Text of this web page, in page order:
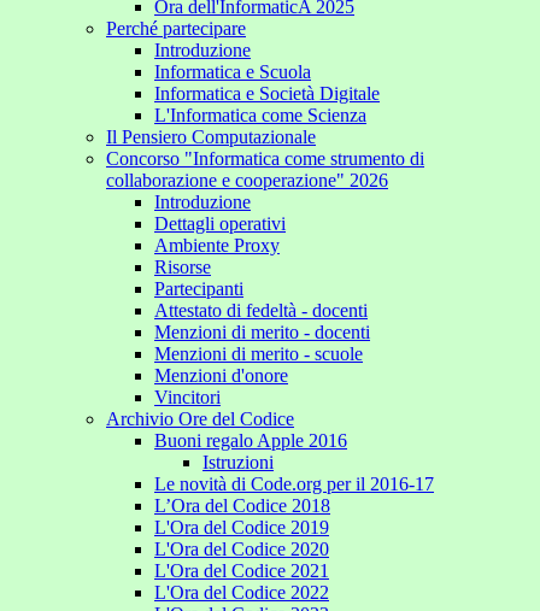
Ora dell'InformaticA 2025
Perché partecipare
Introduzione
Informatica e Scuola
Informatica e Società Digitale
L'Informatica come Scienza
Il Pensiero Computazionale
Concorso "Informatica come strumento di
collaborazione e cooperazione" 2026
Introduzione
Dettagli operativi
Ambiente Proxy
Risorse
Partecipanti
Attestato di fedeltà - docenti
Menzioni di merito - docenti
Menzioni di merito - scuole
Menzioni d'onore
Vincitori
Archivio Ore del Codice
Buoni regalo Apple 2016
Istruzioni
Le novità di Code.org per il 2016-17
L’Ora del Codice 2018
L'Ora del Codice 2019
L'Ora del Codice 2020
L'Ora del Codice 2021
L'Ora del Codice 2022